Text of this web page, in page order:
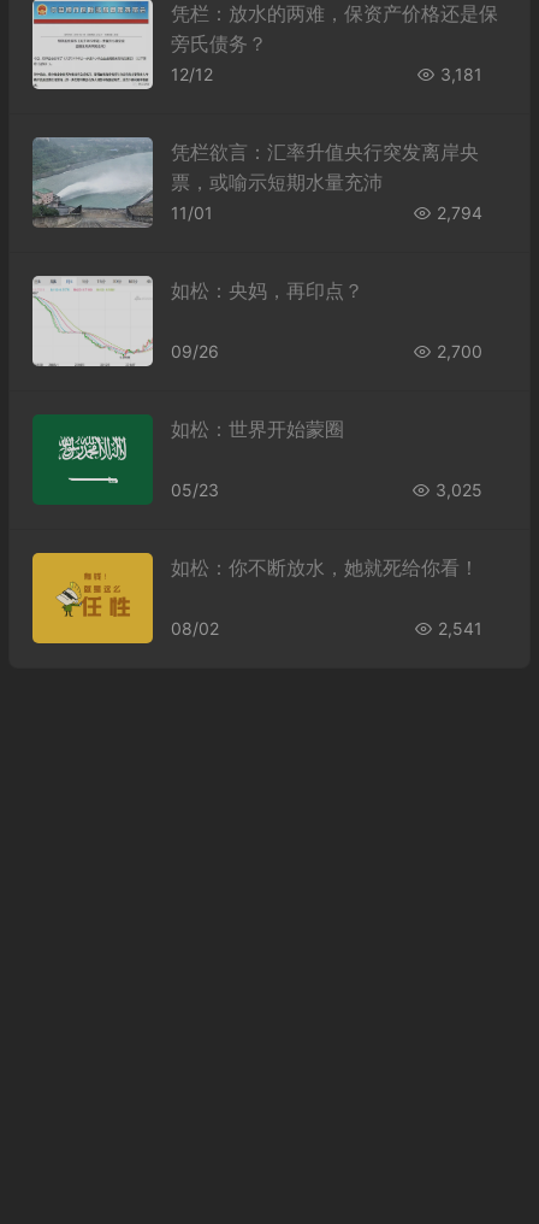
凭栏：放水的两难，保资产价格还是保
旁氏债务？
12/12 3,181
凭栏欲言：汇率升值央行突发离岸央
票，或喻示短期水量充沛
11/01 2,794
如松：央妈，再印点？
09/26 2,700
如松：世界开始蒙圈
05/23 3,025
如松：你不断放水，她就死给你看！
08/02 2,541